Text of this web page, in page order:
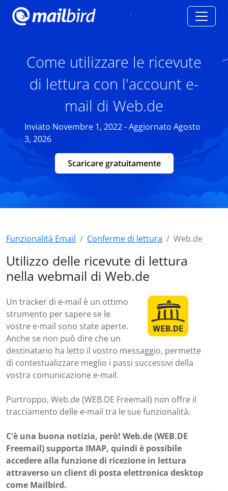
Come utilizzare le ricevute
di lettura con l'account e-
mail di Web.de
Inviato Novembre 1, 2022 - Aggiornato Agosto
3, 2026
Scaricare gratuitamente
Funzionalità Email Conferme di lettura Web.de
Utilizzo delle ricevute di lettura
nella webmail di Web.de
Un tracker di e-mail è un ottimo
strumento per sapere se le
vostre e-mail sono state aperte.
Anche se non può dire che un
destinatario ha letto il vostro messaggio, permette
di contestualizzare meglio i passi successivi della
vostra comunicazione e-mail.
Purtroppo, Web.de (WEB.DE Freemail) non offre il
tracciamento delle e-mail tra le sue funzionalità.
C'è una buona notizia, però! Web.de (WEB.DE
Freemail) supporta IMAP, quindi è possibile
accedere alla funzione di ricezione in lettura
attraverso un client di posta elettronica desktop
come Mailbird.